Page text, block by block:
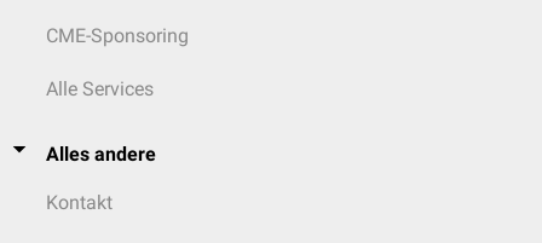
CME-Sponsoring
Alle Services
Alles andere
Kontakt